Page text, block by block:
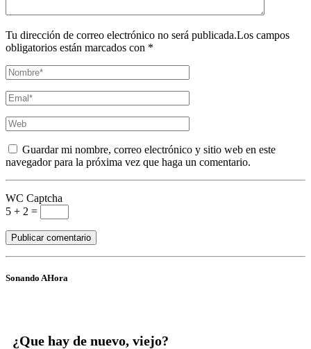
Tu dirección de correo electrónico no será publicada.Los campos
obligatorios están marcados con *
Guardar mi nombre, correo electrónico y sitio web en este
navegador para la próxima vez que haga un comentario.
WC Captcha
5 + 2 =
Sonando AHora
¿Que hay de nuevo, viejo?